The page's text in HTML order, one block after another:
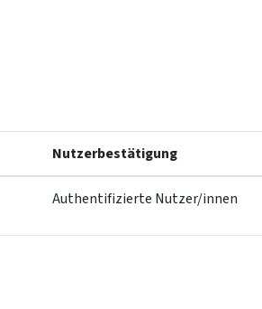
Nutzerbestätigung
Authentifizierte Nutzer/innen